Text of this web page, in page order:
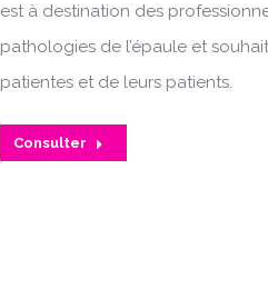
est à destination des
pathologies de l’épaule et
patientes et de leurs patients.
Consulter